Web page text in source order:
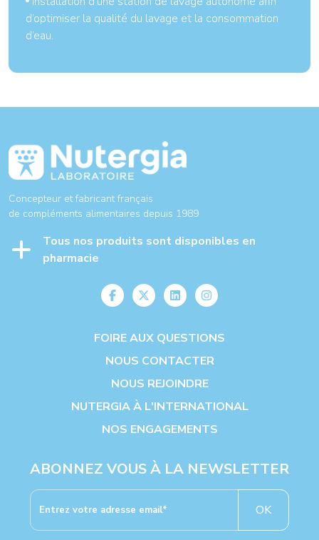
d’optimiser la qualité du lavage et la consommation
d’eau.
Concepteur et fabricant français
de compléments alimentaires depuis 1989
Tous nos produits sont disponibles en
pharmacie
FOIRE AUX QUESTIONS
NOUS CONTACTER
NOUS REJOINDRE
NUTERGIA À L'INTERNATIONAL
NOS ENGAGEMENTS
ABONNEZ VOUS À LA NEWSLETTER
OK